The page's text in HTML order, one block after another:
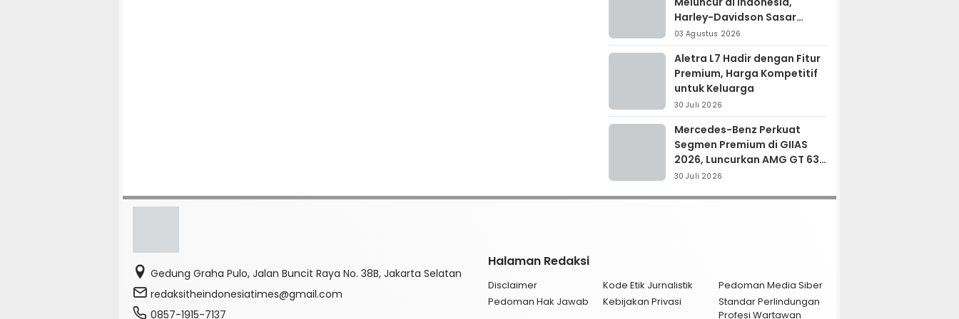
Harley-Davidson Sasar
Kolektor Motor Premium
03 Agustus 2026
Aletra L7 Hadir dengan Fitur
Premium, Harga Kompetitif
untuk Keluarga
30 Juli 2026
Mercedes-Benz Perkuat
Segmen Premium di GIIAS
2026, Luncurkan AMG GT 63
PRO dan GLC 200
30 Juli 2026
Gedung Graha Pulo, Jalan Buncit Raya No. 38B, Jakarta Selatan
redaksitheindonesiatimes@gmail.com
0857-1915-7137
Halaman Redaksi
Disclaimer Kode Etik Jurnalistik
Pedoman Media Siber
Pedoman Hak Jawab
Kebijakan Privasi
Standar Perlindungan
Profesi Wartawan